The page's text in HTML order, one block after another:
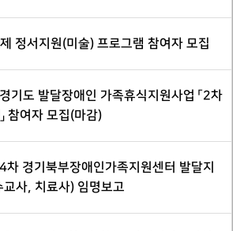
정서지원(미술) 프로그램 참여자 모집
기도 발달장애인 가족휴식지원사업 「2차
참여자 모집(마감)
경기북부장애인가족지원센터 발달지
교사, 치료사) 임명보고